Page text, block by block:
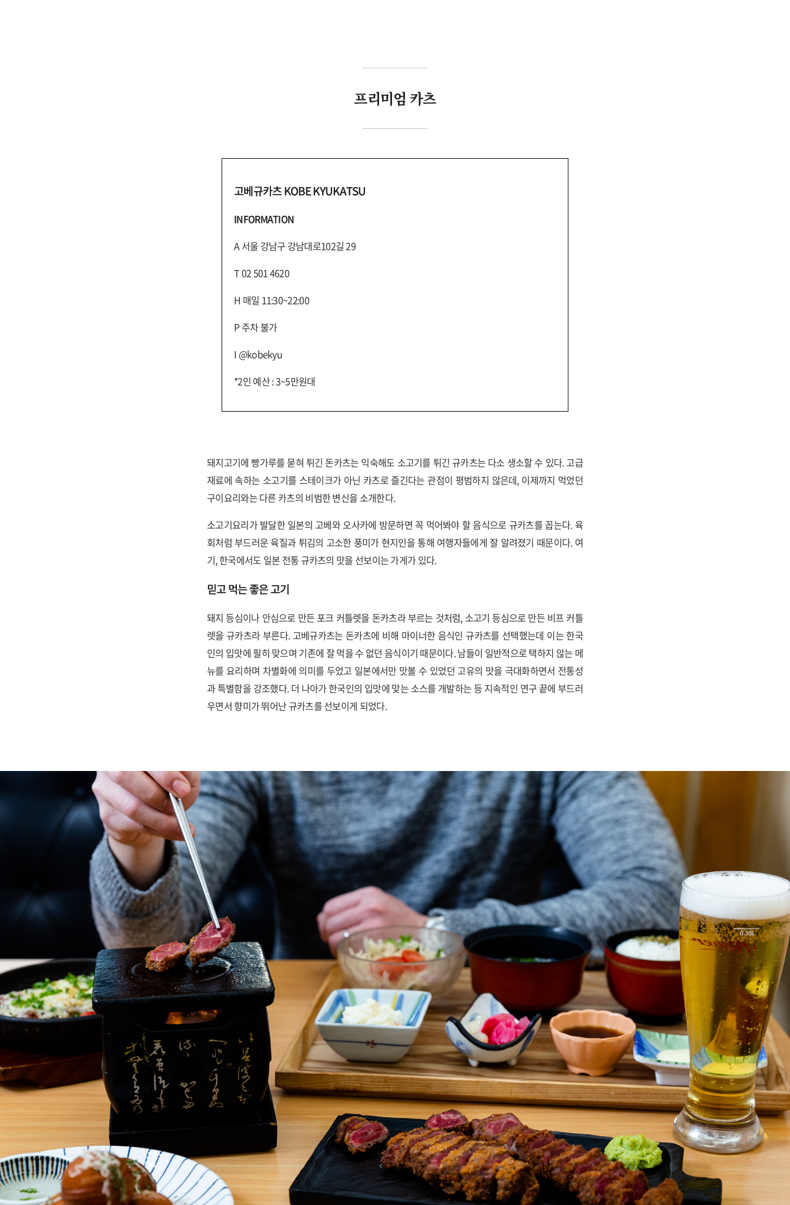
프리미엄 카츠
고베규카츠 KOBE KYUKATSU
INFORMATION
A 서울 강남구 강남대로102길 29
T 02 501 4620
H 매일 11:30~22:00
P 주차 불가
I @kobekyu
*2인 예산 : 3~5만원대
돼지고기에 빵가루를 묻혀 튀긴 돈카츠는 익숙해도 소고기를 튀긴 규카츠는 다소 생소할 수 있다. 고급
재료에 속하는 소고기를 스테이크가 아닌 카츠로 즐긴다는 관점이 평범하지 않은데, 이제까지 먹었던
구이요리와는 다른 카츠의 비범한 변신을 소개한다.
소고기요리가 발달한 일본의 고베와 오사카에 방문하면 꼭 먹어봐야 할 음식으로 규카츠를 꼽는다. 육
회처럼 부드러운 육질과 튀김의 고소한 풍미가 현지인을 통해 여행자들에게 잘 알려졌기 때문이다. 여
기, 한국에서도 일본 전통 규카츠의 맛을 선보이는 가게가 있다.
믿고 먹는 좋은 고기
돼지 등심이나 안심으로 만든 포크 커틀렛을 돈카츠라 부르는 것처럼, 소고기 등심으로 만든 비프 커틀
렛을 규카츠라 부른다. 고베규카츠는 돈카츠에 비해 마이너한 음식인 규카츠를 선택했는데 이는 한국
인의 입맛에 필히 맞으며 기존에 잘 먹을 수 없던 음식이기 때문이다. 남들이 일반적으로 택하지 않는 메
뉴를 요리하며 차별화에 의미를 두었고 일본에서만 맛볼 수 있었던 고유의 맛을 극대화하면서 전통성
과 특별함을 강조했다. 더 나아가 한국인의 입맛에 맞는 소스를 개발하는 등 지속적인 연구 끝에 부드러
우면서 향미가 뛰어난 규카츠를 선보이게 되었다.